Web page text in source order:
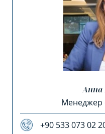
Анна
Менеджер
+90 533 073 02